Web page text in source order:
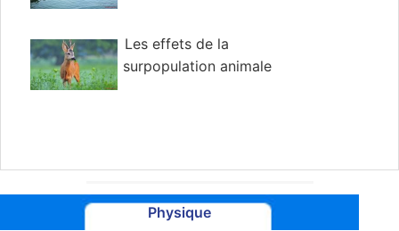
Les effets de la
surpopulation animale
Physique